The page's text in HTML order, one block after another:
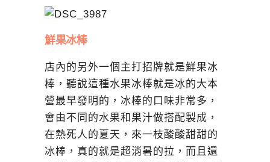
鮮果冰棒
店內的另外一個主打招牌就是鮮果冰
棒，聽說這種水果冰棒就是冰的大本
營最早發明的，冰棒的口味非常多，
會由不同的水果和果汁做搭配製成，
在熱死人的夏天，來一枝酸酸甜甜的
冰棒，真的就是超消暑的拉，而且還